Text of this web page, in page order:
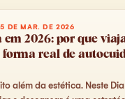
DE MAR. DE 2026
em 2026: por que
real de
além da estética. Neste